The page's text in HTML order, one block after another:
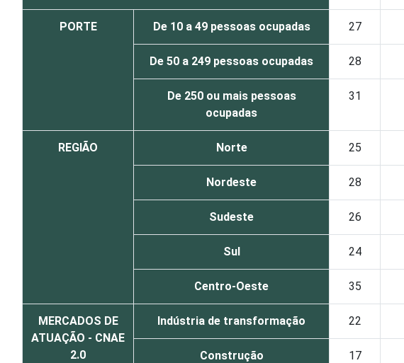
PORTE De 10 a 49 pessoas ocupadas 27
De 50 a 249 pessoas ocupadas 28
De 250 ou mais pessoas
ocupadas
31
REGIÃO Norte 25
Nordeste 28
Sudeste 26
Sul 24
Centro-Oeste 35
MERCADOS DE
ATUAÇÃO - CNAE
2.0
Indústria de transformação 22
Construção 17